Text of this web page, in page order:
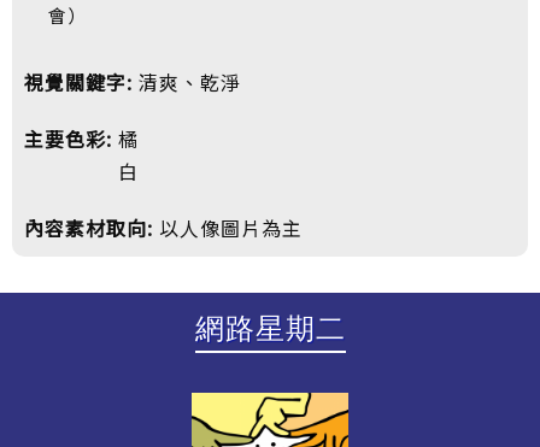
會）
視覺關鍵字: 清爽、乾淨
主要色彩: 橘
白
內容素材取向: 以人像圖片為主
網路星期二